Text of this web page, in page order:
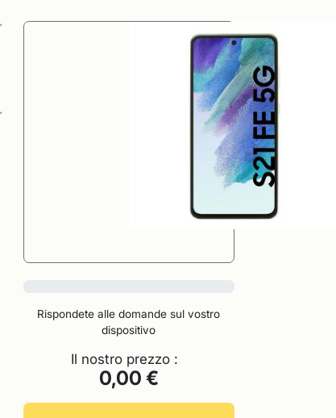
Rispondete alle domande sul vostro
dispositivo
Il nostro prezzo :
0,00 €